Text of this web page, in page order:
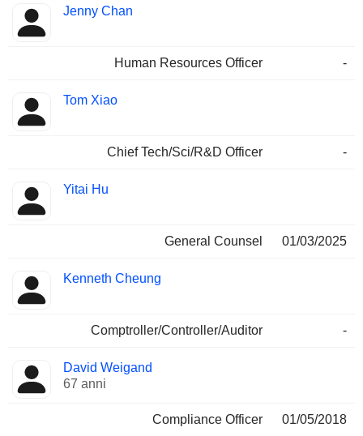
Jenny Chan
Human Resources Officer -
Tom Xiao
Chief Tech/Sci/R&D Officer -
Yitai Hu
General Counsel 01/03/2025
Kenneth Cheung
Comptroller/Controller/Auditor -
David Weigand
67 anni
Compliance Officer
01/05/2018